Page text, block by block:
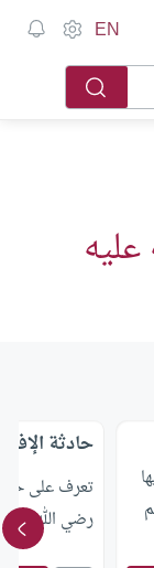
EN
حادثة الإفك
تعرف على
رضي الله